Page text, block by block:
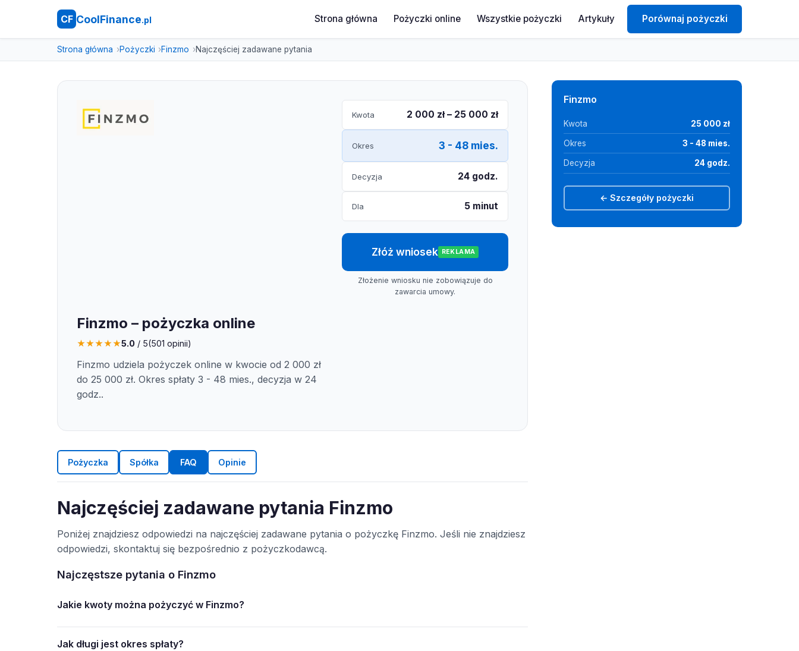
CF CoolFinance.pl Strona główna Pożyczki online Wszystkie pożyczki Artykuły Porównaj pożyczki
Strona główna Pożyczki Finzmo Najczęściej zadawane pytania
Finzmo – pożyczka online
★★★★★5.0 / 5(501 opinii)
Finzmo udziela pożyczek online w kwocie od 2 000 zł
do 25 000 zł. Okres spłaty 3 - 48 mies., decyzja w 24
godz..
Kwota 2 000 zł – 25 000 zł
Okres 3 - 48 mies.
Decyzja 24 godz.
Dla 5 minut
Złóż wniosek REKLAMA
Złożenie wniosku nie zobowiązuje do
zawarcia umowy.
Pożyczka Spółka FAQ Opinie
Najczęściej zadawane pytania Finzmo
Poniżej znajdziesz odpowiedzi na najczęściej zadawane pytania o pożyczkę Finzmo. Jeśli nie znajdziesz
odpowiedzi, skontaktuj się bezpośrednio z pożyczkodawcą.
Najczęstsze pytania o Finzmo
Jakie kwoty można pożyczyć w Finzmo?
Jak długi jest okres spłaty?
Finzmo
Kwota 25 000 zł
Okres 3 - 48 mies.
Decyzja 24 godz.
← Szczegóły pożyczki